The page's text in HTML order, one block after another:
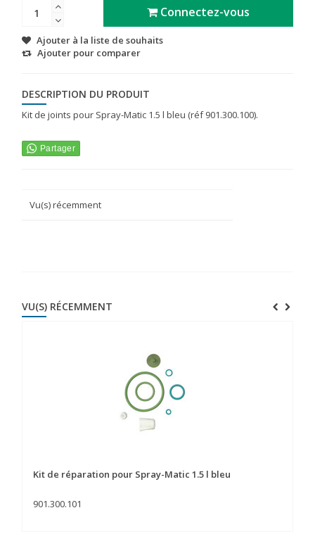
Connectez-vous
Ajouter à la liste de souhaits
Ajouter pour comparer
DESCRIPTION DU PRODUIT
Kit de joints pour Spray-Matic 1.5 l bleu (réf 901.300.100).
Vu(s) récemment
VU(S) RÉCEMMENT
Kit de réparation pour Spray-Matic 1.5 l bleu
901.300.101